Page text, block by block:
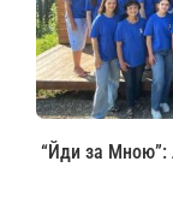
“Йди за Мною”: